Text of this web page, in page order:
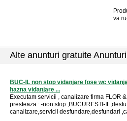
va
Alte anunturi gratuite
BUC-IL non stop vidanjare fose wc
hazna vidanjare ...
Executam servicii , canalizare firma FLOR
presteaza : -non stop ,BUCURESTI-
canalizare,servicii desfundare,desfundari